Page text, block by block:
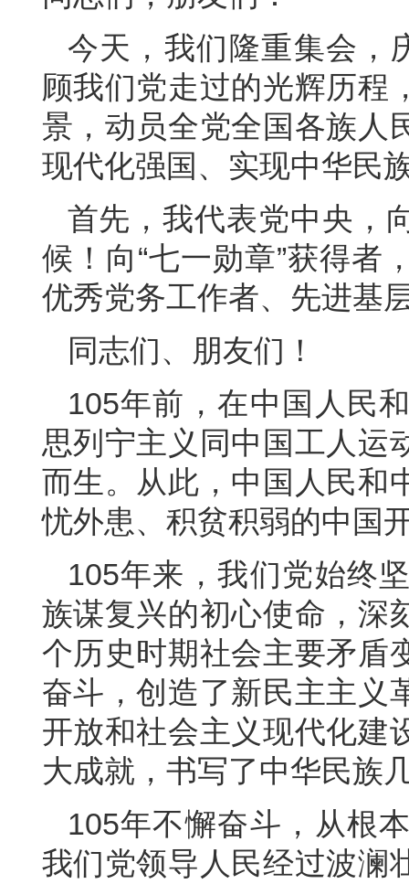
今天，我们隆重集会，
顾我们党走过的光辉历程
景，动员全党全国各族人
现代化强国、实现中华民
首先，我代表党中央，
候！向“七一勋章”获得者
优秀党务工作者、先进基
同志们、朋友们！
105年前，在中国人民
思列宁主义同中国工人运
而生。从此，中国人民和
忧外患、积贫积弱的中国
105年来，我们党始终
族谋复兴的初心使命，深
个历史时期社会主要矛盾
奋斗，创造了新民主主义
开放和社会主义现代化建
大成就，书写了中华民族
105年不懈奋斗，从根
我们党领导人民经过波澜